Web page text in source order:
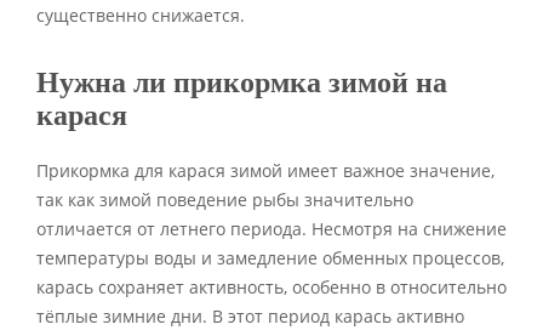
существенно снижается.
Нужна ли прикормка зимой на
карася
Прикормка для карася зимой имеет важное значение,
так как зимой поведение рыбы значительно
отличается от летнего периода. Несмотря на снижение
температуры воды и замедление обменных процессов,
карась сохраняет активность, особенно в относительно
тёплые зимние дни. В этот период карась активно